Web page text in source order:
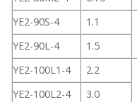
YE2-90S-4
1.1
YE2-90L-4
1.5
YE2-100L1-4
2.2
YE2-100L2-4
3.0